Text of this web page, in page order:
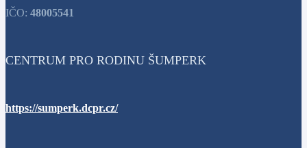
IČO: 48005541
CENTRUM PRO RODINU ŠUMPERK
https://sumperk.dcpr.cz/